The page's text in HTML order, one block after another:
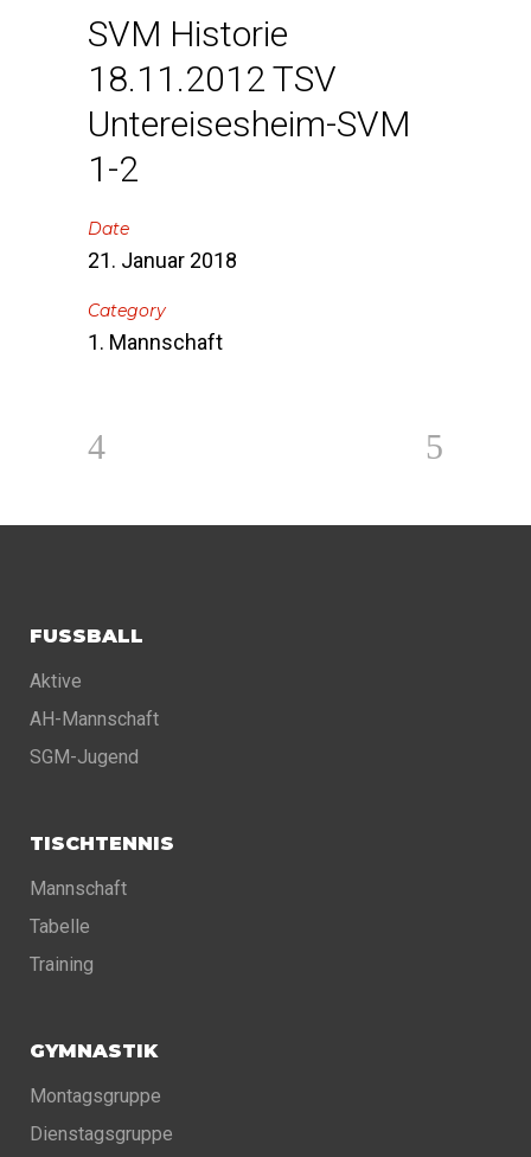
SVM Historie
18.11.2012 TSV
Untereisesheim-SVM
1-2
Date
21. Januar 2018
Category
1. Mannschaft
FUSSBALL
Aktive
AH-Mannschaft
SGM-Jugend
TISCHTENNIS
Mannschaft
Tabelle
Training
GYMNASTIK
Montagsgruppe
Dienstagsgruppe